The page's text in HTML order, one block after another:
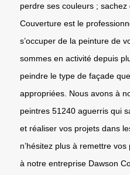
perdre ses couleurs ;
Couverture est le
s’occuper de la peinture de
sommes en activité depuis
peindre le type de façade
appropriées. Nous avons à
peintres 51240 aguerris qui
et réaliser vos projets dans
n’hésitez plus à remettre
à notre entreprise Dawson